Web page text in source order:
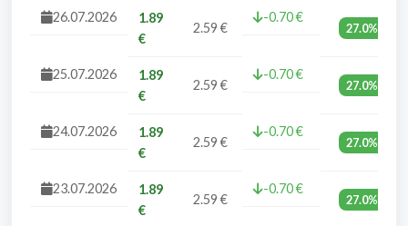
26.07.2026
1.89
€
2.59 €
-0.70 €
27.0%
25.07.2026
1.89
€
2.59 €
-0.70 €
27.0%
24.07.2026
1.89
€
2.59 €
-0.70 €
27.0%
23.07.2026
1.89
€
2.59 €
-0.70 €
27.0%